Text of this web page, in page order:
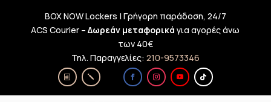
BOX NOW Lockers | Γρήγορη παράδοση, 24/7
ACS Courier –Δωρεάν μεταφορικά για αγορές άνω
των 40€
Τηλ. Παραγγελίες: 210-9573346